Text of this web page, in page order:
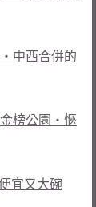
中西合併的
榜公園‧愜
宜又大碗